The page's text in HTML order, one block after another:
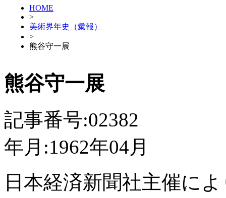
HOME
>
美術界年史（彙報）
>
熊谷守一展
熊谷守一展
記事番号:02382
年月:1962年04月
日本経済新聞社主催に